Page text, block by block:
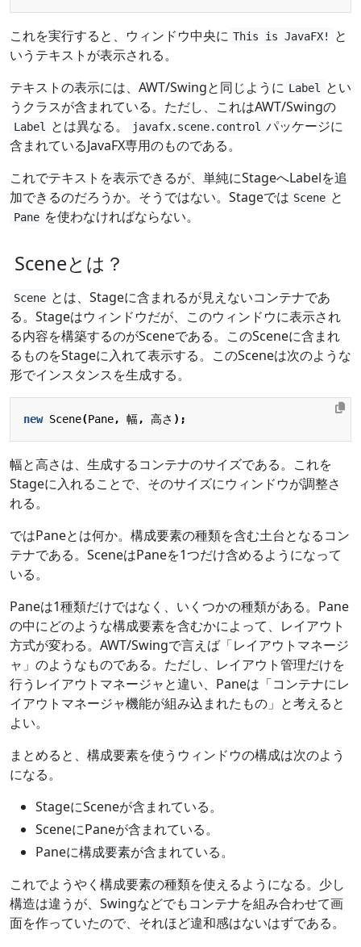
これを実行すると、ウィンドウ中央に This is JavaFX!
と
いうテキストが表示される。
テキストの表示には、AWT/Swingと同じように Label
とい
うクラスが含まれている。ただし、これはAWT/Swingの
Label とは異なる。 javafx.scene.control パッケージに
含まれているJavaFX専用のものである。
これでテキストを表示できるが、単純にStageへLabelを追
加できるのだろうか。そうではない。Stageでは Scene と
Pane を使わなければならない。
Sceneとは？
Scene とは、Stageに含まれるが見えないコンテナであ
る。Stageはウィンドウだが、このウィンドウに表示され
る内容を構築するのがSceneである。このSceneに含まれ
るものをStageに入れて表示する。このSceneは次のような
形でインスタンスを生成する。
new Scene(Pane, 幅, 高さ );
幅と高さは、生成するコンテナのサイズである。これを
Stageに入れることで、そのサイズにウィンドウが調整さ
れる。
ではPaneとは何か。構成要素の種類を含む土台となるコン
テナである。SceneはPaneを1つだけ含めるようになって
いる。
Paneは1種類だけではなく、いくつかの種類がある。Pane
の中にどのような構成要素を含むかによって、レイアウト
方式が変わる。AWT/Swingで言えば「レイアウトマネージ
ャ」のようなものである。ただし、レイアウト管理だけを
行うレイアウトマネージャと違い、Paneは「コンテナにレ
イアウトマネージャ機能が組み込まれたもの」と考えると
よい。
まとめると、構成要素を使うウィンドウの構成は次のよう
になる。
StageにSceneが含まれている。
SceneにPaneが含まれている。
Paneに構成要素が含まれている。
これでようやく構成要素の種類を使えるようになる。少し
構造は違うが、Swingなどでもコンテナを組み合わせて画
面を作っていたので、それほど違和感はないはずである。